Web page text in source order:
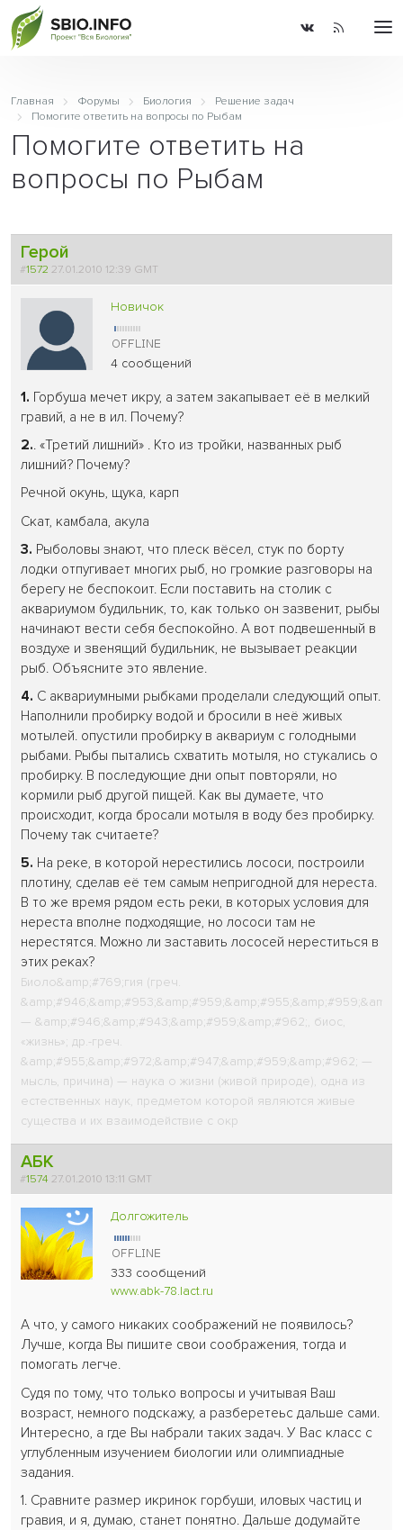
Главная Форумы Биология
Решение задач
Помогите ответить на вопросы по Рыбам
Помогите ответить на
вопросы по Рыбам
Герой
#1572 27.01.2010 12:39 GMT
Новичок
4 сообщений
1. Горбуша мечет икру, а затем закапывает её в мелкий
гравий, а не в ил. Почему?
2.. «Третий лишний» . Кто из тройки, названных рыб
лишний? Почему?
Речной окунь, щука, карп
Скат, камбала, акула
3. Рыболовы знают, что плеск вёсел, стук по борту
лодки отпугивает многих рыб, но громкие разговоры на
берегу не беспокоит. Если поставить на столик с
аквариумом будильник, то, как только он зазвенит, рыбы
начинают вести себя беспокойно. А вот подвешенный в
воздухе и звенящий будильник, не вызывает реакции
рыб. Объясните это явление.
4. С аквариумными рыбками проделали следующий опыт.
Наполнили пробирку водой и бросили в неё живых
мотылей. опустили пробирку в аквариум с голодными
рыбами. Рыбы пытались схватить мотыля, но стукались о
пробирку. В последующие дни опыт повторяли, но
кормили рыб другой пищей. Как вы думаете, что
происходит, когда бросали мотыля в воду без пробирку.
Почему так считаете?
5. На реке, в которой нерестились лососи, построили
плотину, сделав её тем самым непригодной для нереста.
В то же время рядом есть реки, в которых условия для
нереста вполне подходящие, но лососи там не
нерестятся. Можно ли заставить лососей нереститься в
этих реках?
Биоло&amp;#769;гия (греч.
— &amp;#946;&amp;#943;&amp;#959;&amp;#962;, биос,
«жизнь»; др.-греч.
&amp;#955;&amp;#972;&amp;#947;&amp;#959;&amp;#962; —
мысль, причина) — наука о жизни (живой природе), одна из
естественных наук, предметом которой являются живые
существа и их взаимодействие с окр
АБК
#1574 27.01.2010 13:11 GMT
Долгожитель
333 сообщений
www.abk-78.lact.ru
А что, у самого никаких соображений не появилось?
Лучше, когда Вы пишите свои соображения, тогда и
помогать легче.
Судя по тому, что только вопросы и учитывая Ваш
возраст, немного подскажу, а разберетеьс дальше сами.
Интересно, а где Вы набрали таких задач. У Вас класс с
углубленным изучением биологии или олимпиадные
задания.
1. Сравните размер икринок горбуши, иловых частиц и
гравия, и я, думаю, станет понятно. Дальше додумайте